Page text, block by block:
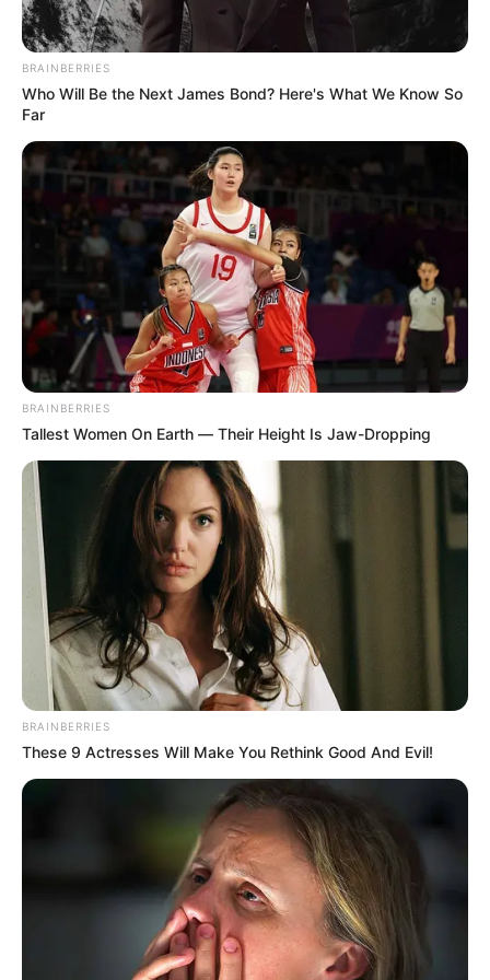
Le puede interesar:Nueva agresión contra un alférez se
presentó en Floridablanca, Santander
“La solicitud fue ratificada por la Ministra de Educación,
para ello estamos emitiendo la circular 133 donde se
suspenden las actividades académicas
semana del mes de mayo” puntualizó la funcionaria.
Dio a conocer quela suspensión de la alternancia
escolar también se da en las instituciones de educación
para el trabajo y desarrollo humano y a las instituciones
de educación superior.
“Queremos hacer un llamado para que los ciudadanos se
cuiden, conserven la distancia, usando el tapabocas, el
eviten aglomeraciones para que
justamente podamos restablecer el modelo de
alternancia en las instituciones educativas de la ciudad
indicó Rueda.
El retorno a clases de manera presencial, bajo la
modalidad de alternancia, queda supeditado ahora al
BRAINBERRIES
Who Will Be the Next James Bond? Here's What We Know So
Far
BRAINBERRIES
Tallest Women On Earth — Their Height Is Jaw-Dropping
BRAINBERRIES
These 9 Actresses Will Make You Rethink Good And Evil!